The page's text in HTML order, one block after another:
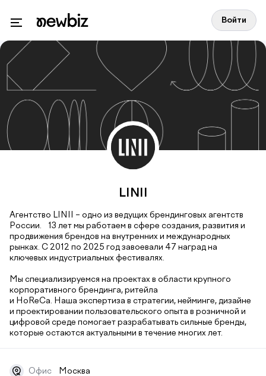
Войти
LINII
Агентство LINII – одно из ведущих брендинговых агентств
России. 13 лет мы работаем в сфере создания, развития и
продвижения брендов на внутренних и международных
рынках. С 2012 по 2025 год завоевали 47 наград на
ключевых индустриальных фестивалях.
Мы специализируемся на проектах в области крупного
корпоративного брендинга, ритейла
и HoReCa. Наша экспертиза в стратегии, нейминге, дизайне
и проектировании пользовательского опыта в розничной и
цифровой среде помогает разрабатывать сильные бренды,
которые остаются актуальными в течение многих лет.
Офис
Москва